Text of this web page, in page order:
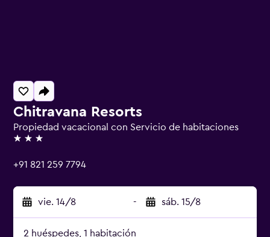
Chitravana Resorts
Propiedad vacacional con Servicio de habitaciones
3 estrellas
+91 821 259 7794
vie. 14/8 - sáb. 15/8
2 huéspedes, 1 habitación